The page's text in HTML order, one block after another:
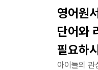
영어원
단어와
필요하
아이들의 관